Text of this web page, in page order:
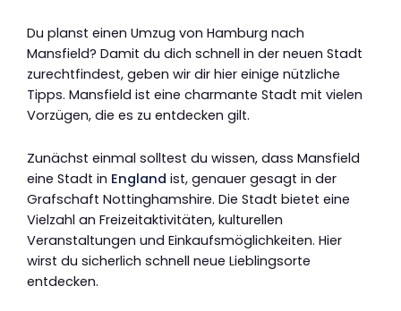
Du planst einen Umzug von Hamburg nach
Mansfield? Damit du dich schnell in der neuen Stadt
zurechtfindest, geben wir dir hier einige nützliche
Tipps. Mansfield ist eine charmante Stadt mit vielen
Vorzügen, die es zu entdecken gilt.
Zunächst einmal solltest du wissen, dass Mansfield
eine Stadt in England ist, genauer gesagt in der
Grafschaft Nottinghamshire. Die Stadt bietet eine
Vielzahl an Freizeitaktivitäten, kulturellen
Veranstaltungen und Einkaufsmöglichkeiten. Hier
wirst du sicherlich schnell neue Lieblingsorte
entdecken.